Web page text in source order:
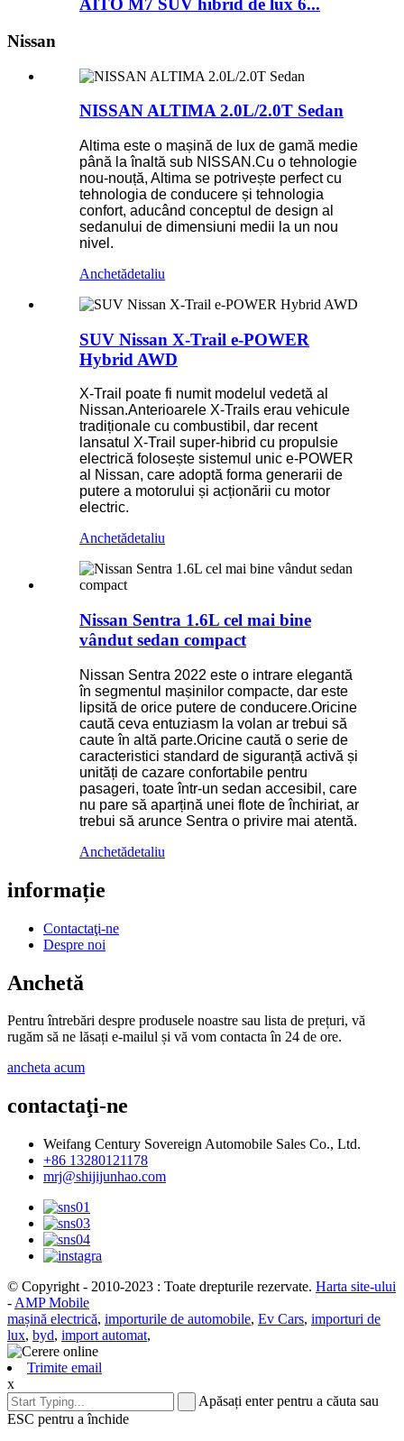
AITO M7 SUV hibrid de lux 6...
Nissan
NISSAN ALTIMA 2.0L/2.0T Sedan
Altima este o mașină de lux de gamă medie
până la înaltă sub NISSAN.Cu o tehnologie
nou-nouță, Altima se potrivește perfect cu
tehnologia de conducere și tehnologia
confort, aducând conceptul de design al
sedanului de dimensiuni medii la un nou
nivel.
Anchetădetaliu
SUV Nissan X-Trail e-POWER
Hybrid AWD
X-Trail poate fi numit modelul vedetă al
Nissan.Anterioarele X-Trails erau vehicule
tradiționale cu combustibil, dar recent
lansatul X-Trail super-hibrid cu propulsie
electrică folosește sistemul unic e-POWER
al Nissan, care adoptă forma generarii de
putere a motorului și acționării cu motor
electric.
Anchetădetaliu
Nissan Sentra 1.6L cel mai bine
vândut sedan compact
Nissan Sentra 2022 este o intrare elegantă
în segmentul mașinilor compacte, dar este
lipsită de orice putere de conducere.Oricine
caută ceva entuziasm la volan ar trebui să
caute în altă parte.Oricine caută o serie de
caracteristici standard de siguranță activă și
unități de cazare confortabile pentru
pasageri, toate într-un sedan accesibil, care
nu pare să aparțină unei flote de închiriat, ar
trebui să arunce Sentra o privire mai atentă.
Anchetădetaliu
informație
Contactaţi-ne
Despre noi
Anchetă
Pentru întrebări despre produsele noastre sau lista de prețuri, vă
rugăm să ne lăsați e-mailul și vă vom contacta în 24 de ore.
ancheta acum
contactaţi-ne
Weifang Century Sovereign Automobile Sales Co., Ltd.
+86 13280121178
mrj@shijijunhao.com
© Copyright - 2010-2023 : Toate drepturile rezervate. Harta site-ului
- AMP Mobile
mașină electrică, importurile de automobile, Ev Cars, importuri de
lux, byd, import automat,
Trimite email
x
Apăsați enter pentru a căuta sau
ESC pentru a închide